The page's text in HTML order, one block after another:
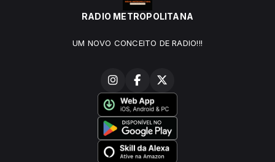
RADIO METROPOLITANA
UM NOVO CONCEITO DE RADIO!!!